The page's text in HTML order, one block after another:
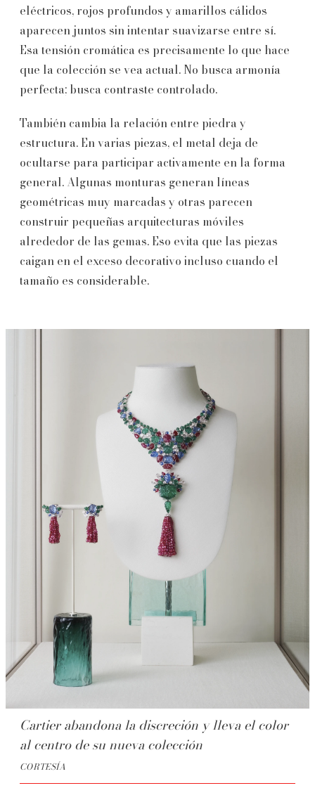
eléctricos, rojos profundos y amarillos cálidos
aparecen juntos sin intentar suavizarse entre sí.
Esa tensión cromática es precisamente lo que hace
que la colección se vea actual. No busca armonía
perfecta; busca contraste controlado.
También cambia la relación entre piedra y
estructura. En varias piezas, el metal deja de
ocultarse para participar activamente en la forma
general. Algunas monturas generan líneas
geométricas muy marcadas y otras parecen
construir pequeñas arquitecturas móviles
alrededor de las gemas. Eso evita que las piezas
caigan en el exceso decorativo incluso cuando el
tamaño es considerable.
Cartier abandona la discreción y lleva el color
al centro de su nueva colección
CORTESÍA